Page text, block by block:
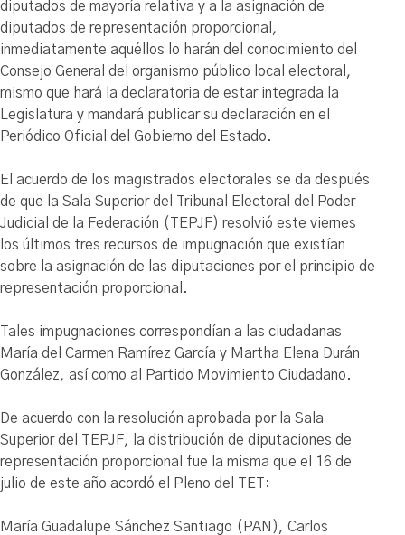
diputados de mayoría relativa y a la asignación de
diputados de representación proporcional,
inmediatamente aquéllos lo harán del conocimiento del
Consejo General del organismo público local electoral,
mismo que hará la declaratoria de estar integrada la
Legislatura y mandará publicar su declaración en el
Periódico Oficial del Gobierno del Estado.
El acuerdo de los magistrados electorales se da después
de que la Sala Superior del Tribunal Electoral del Poder
Judicial de la Federación (TEPJF) resolvió este viernes
los últimos tres recursos de impugnación que existían
sobre la asignación de las diputaciones por el principio de
representación proporcional.
Tales impugnaciones correspondían a las ciudadanas
María del Carmen Ramírez García y Martha Elena Durán
González, así como al Partido Movimiento Ciudadano.
De acuerdo con la resolución aprobada por la Sala
Superior del TEPJF, la distribución de diputaciones de
representación proporcional fue la misma que el 16 de
julio de este año acordó el Pleno del TET:
María Guadalupe Sánchez Santiago (PAN), Carlos